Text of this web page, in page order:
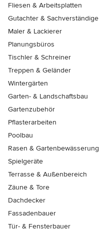
Fliesen & Arbeitsplatten
Gutachter & Sachverständige
Maler & Lackierer
Planungsbüros
Tischler & Schreiner
Treppen & Geländer
Wintergärten
Garten- & Landschaftsbau
Gartenzubehör
Pflasterarbeiten
Poolbau
Rasen & Gartenbewässerung
Spielgeräte
Terrasse & Außenbereich
Zäune & Tore
Dachdecker
Fassadenbauer
Tür- & Fensterbauer